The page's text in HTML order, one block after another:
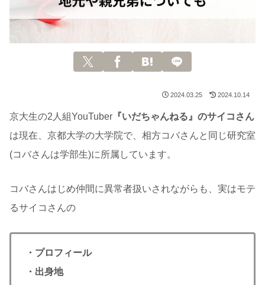
2024.03.25 2024.10.14
京大生の2人組YouTuber 『いだちゃんねる』のサイコさん
は現在、京都大学の大学院で、相方コバさんと同じ研究室
(コバさんは学部生)に所属しています。
コバさんはじめ仲間に異常者扱いされながらも、実はモテ
るサイコさんの
・プロフィール
・出身地